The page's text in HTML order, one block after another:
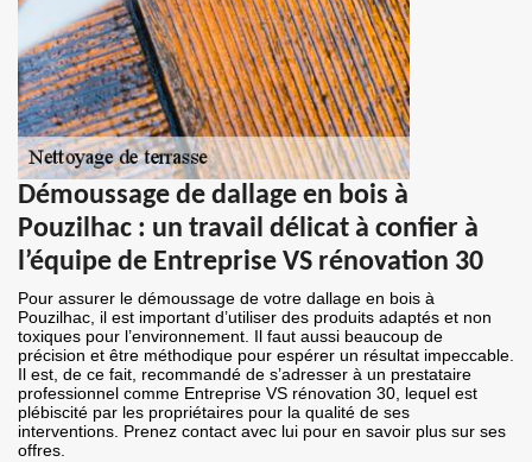
Démoussage de dallage en bois à
Pouzilhac : un travail délicat à confier à
l’équipe de Entreprise VS rénovation 30
Pour assurer le démoussage de votre dallage en bois à
Pouzilhac, il est important d’utiliser des produits adaptés et non
toxiques pour l’environnement. Il faut aussi beaucoup de
précision et être méthodique pour espérer un résultat impeccable.
Il est, de ce fait, recommandé de s’adresser à un prestataire
professionnel comme Entreprise VS rénovation 30, lequel est
plébiscité par les propriétaires pour la qualité de ses
interventions. Prenez contact avec lui pour en savoir plus sur ses
offres.